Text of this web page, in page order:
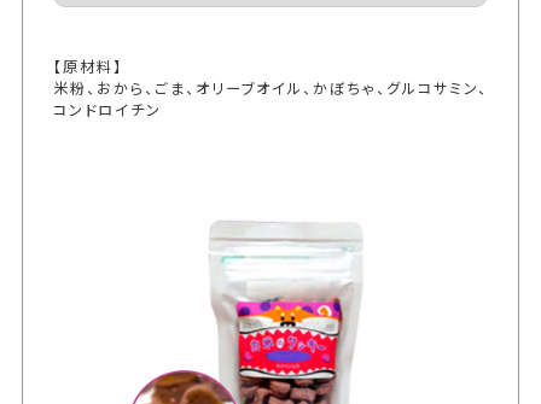
【原材料】
米粉、おから、ごま、オリーブオイル、かぼちゃ、グルコサミン、
コンドロイチン